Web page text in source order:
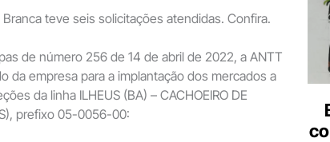
Branca teve seis solicitações atendidas. Confira.
de número 256 de 14 de abril de 2022, a ANTT
da empresa para a implantação dos mercados a
da linha ILHEUS (BA) – CACHOEIRO DE
prefixo 05-0056-00: